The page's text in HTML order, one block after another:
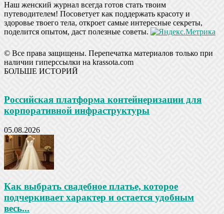
Наш женский журнал всегда готов стать твоим
путеводителем! Посоветует как поддержать красоту и
здоровье твоего тела, откроет самые интересные секреты,
поделится опытом, даст полезные советы.
© Все права защищены. Перепечатка материалов только при
наличии гиперссылки на krassota.com
БОЛЬШЕ ИСТОРИЙ
Российская платформа контейнеризации для
корпоративной инфраструктуры
05.08.2026
Как выбрать свадебное платье, которое
подчеркивает характер и остается удобным
весь...